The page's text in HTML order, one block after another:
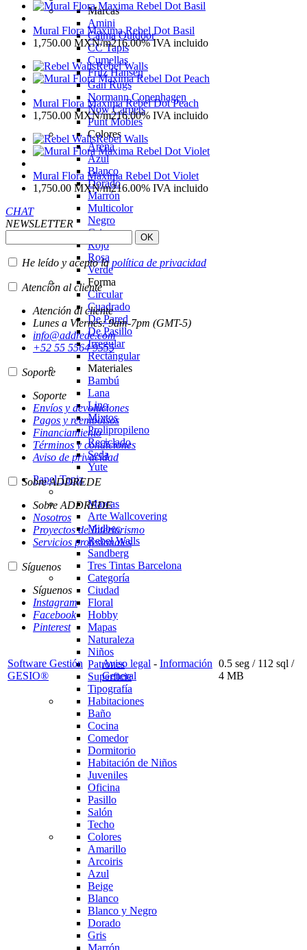
Marcas
Amini
Calma Outdoor
CC Tapis
Cumellas
Fritz Hansen
Gan Rugs
Normann Copenhagen
Now Carpets
Punt Mobles
Colores
Arena
Azul
Blanco
Dorado
Marrón
Multicolor
Negro
Gris
Rojo
Rosa
Verde
Forma
Circular
Cuadrado
De Pared
De Pasillo
Irregular
Rectángular
Materiales
Bambú
Lana
Lino
Mixtos
Prolipropileno
Reciclado
Seda
Yute
Papel Tapiz
Marcas
Arte Wallcovering
Midbec
Rebel Walls
Sandberg
Tres Tintas Barcelona
Categoría
Ciudad
Floral
Hobby
Mapas
Naturaleza
Niños
Patrones
Superficie
Tipografía
Habitaciones
Baño
Cocina
Comedor
Dormitorio
Habitación de Niños
Juveniles
Oficina
Pasillo
Salón
Techo
Colores
Amarillo
Arcoiris
Azul
Beige
Blanco
Blanco y Negro
Dorado
Gris
Marrón
Mural Flora Maxima Rebel Dot Basil
1,750.00 MXN/m216.00%IVA incluido
Rebel Walls
Mural Flora Maxima Rebel Dot Peach
1,750.00 MXN/m216.00% IVA incluido
Rebel Walls
Mural Flora Maxima Rebel Dot Violet
1,750.00 MXN/m216.00% IVA incluido
CHAT
NEWSLETTER
He leído y acepto lapolítica de privacidad
Atención al cliente
Atención al cliente
Lunes a Viernes: 9am-7pm (GMT-5)
info@addrede.com
+52 55 5564 9555
Soporte
Soporte
Envíos y devoluciones
Pagos y reembolsos
Financiamiento
Términos y condiciones
Aviso de privacidad
Sobre ADDREDE
Sobre ADDREDE
Nosotros
Proyectos de Interiorismo
Servicios profesionales
Síguenos
Síguenos
Instagram
Facebook
Pinterest
Software Gestión
GESIO®
Aviso legal - Información
General
0.5 seg / 112 sql /
4 MB